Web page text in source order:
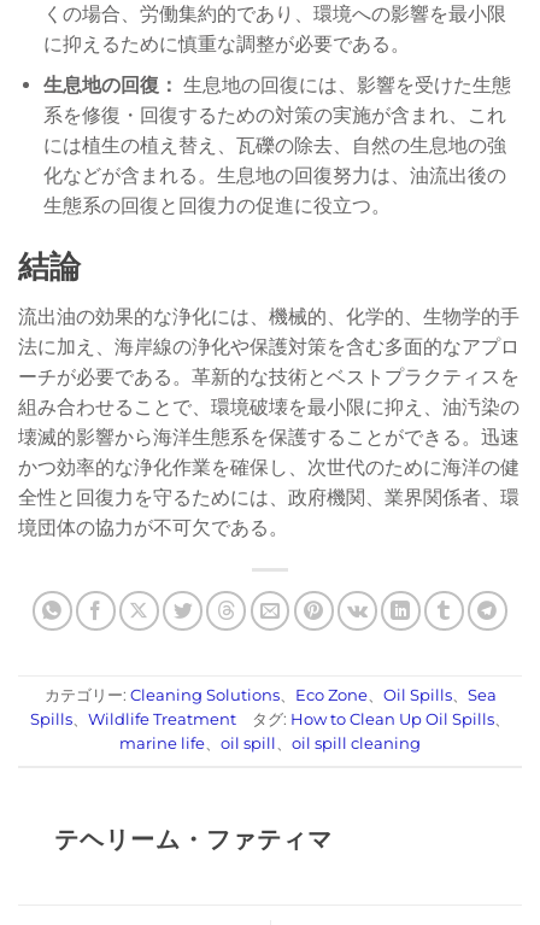
くの場合、労働集約的であり、環境への影響を最小限
に抑えるために慎重な調整が必要である。
生息地の回復： 生息地の回復には、影響を受けた生態
系を修復・回復するための対策の実施が含まれ、これ
には植生の植え替え、瓦礫の除去、自然の生息地の強
化などが含まれる。生息地の回復努力は、油流出後の
生態系の回復と回復力の促進に役立つ。
結論
流出油の効果的な浄化には、機械的、化学的、生物学的手
法に加え、海岸線の浄化や保護対策を含む多面的なアプロ
ーチが必要である。革新的な技術とベストプラクティスを
組み合わせることで、環境破壊を最小限に抑え、油汚染の
壊滅的影響から海洋生態系を保護することができる。迅速
かつ効率的な浄化作業を確保し、次世代のために海洋の健
全性と回復力を守るためには、政府機関、業界関係者、環
境団体の協力が不可欠である。
カテゴリー: Cleaning Solutions、 Eco Zone、 Oil Spills、 Sea
Spills、 Wildlife Treatment タグ: How to Clean Up Oil Spills、
marine life、 oil spill 、 oil spill cleaning
テヘリーム・ファティマ